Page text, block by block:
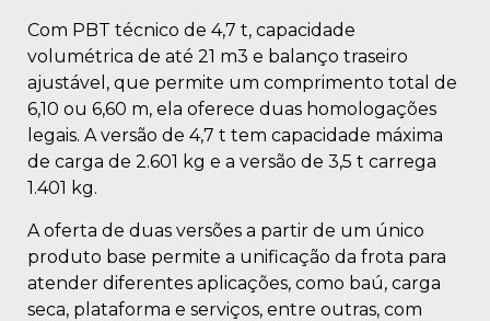
Com PBT técnico de 4,7 t, capacidade
volumétrica de até 21 m3 e balanço traseiro
ajustável, que permite um comprimento total de
6,10 ou 6,60 m, ela oferece duas homologações
legais. A versão de 4,7 t tem capacidade máxima
de carga de 2.601 kg e a versão de 3,5 t carrega
1.401 kg.
A oferta de duas versões a partir de um único
produto base permite a unificação da frota para
atender diferentes aplicações, como baú, carga
seca, plataforma e serviços, entre outras, com